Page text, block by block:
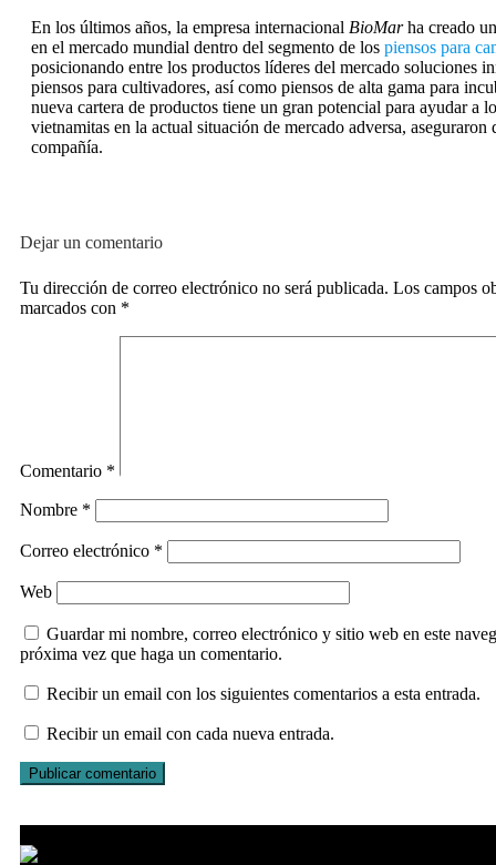
En los últimos años, la empresa internacional BioMarha creado
en el mercado mundial dentro del segmento de los piensos para
posicionando entre los productos líderes del mercado soluciones
piensos para cultivadores, así como piensos de alta gama para
nueva cartera de productos tiene un gran potencial para ayudar a
vietnamitas en la actual situación de mercado adversa, aseguraron
compañía.
Dejar un comentario
Tu dirección de correo electrónico no será publicada. Los campos
marcados con *
Comentario *
Nombre *
Correo electrónico *
Web
Guardar mi nombre, correo electrónico y sitio web en este
próxima vez que haga un comentario.
Recibir un email con los siguientes comentarios a esta entrada.
Recibir un email con cada nueva entrada.